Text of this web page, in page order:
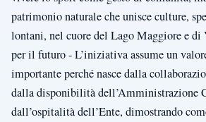
patrimonio naturale che unisce culture,
lontani, nel cuore del Lago Maggiore e di
per il futuro - L’iniziativa assume un
importante perché nasce dalla
dalla disponibilità dell’Amministrazione
dall’ospitalità dell’Ente, dimostrando